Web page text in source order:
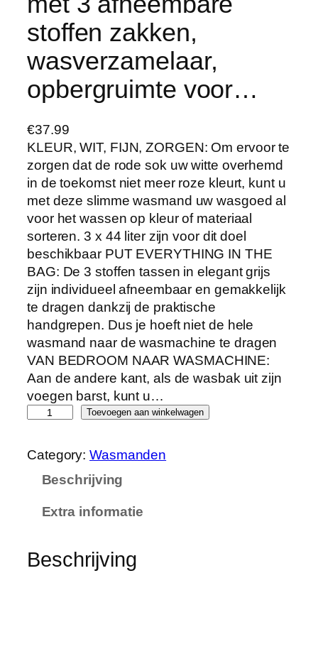
stoffen zakken,
wasverzamelaar,
opbergruimte voor…
€37.99
KLEUR, WIT, FIJN, ZORGEN: Om ervoor te
zorgen dat de rode sok uw witte overhemd
in de toekomst niet meer roze kleurt, kunt u
met deze slimme wasmand uw wasgoed al
voor het wassen op kleur of materiaal
sorteren. 3 x 44 liter zijn voor dit doel
beschikbaar PUT EVERYTHING IN THE
BAG: De 3 stoffen tassen in elegant grijs
zijn individueel afneembaar en gemakkelijk
te dragen dankzij de praktische
handgrepen. Dus je hoeft niet de hele
wasmand naar de wasmachine te dragen
VAN BEDROOM NAAR WASMACHINE:
Aan de andere kant, als de wasbak uit zijn
voegen barst, kunt u…
N
W
Toevoegen aan winkelwagen
Category:Wasmanden
Beschrijving
Extra informatie
Beschrijving